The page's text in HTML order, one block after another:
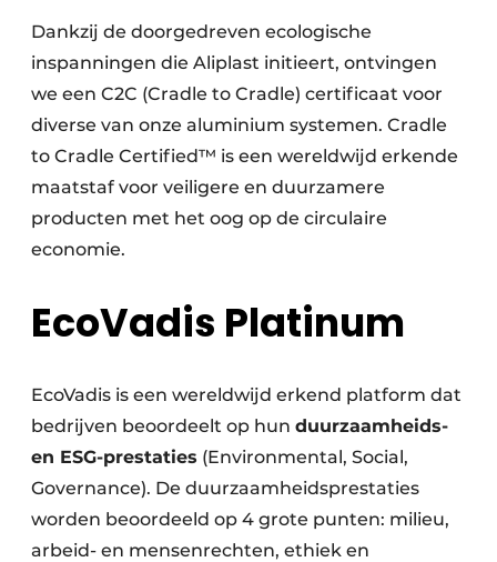
Dankzij de doorgedreven ecologische
inspanningen die Aliplast initieert, ontvingen
we een C2C (Cradle to Cradle) certificaat voor
diverse van onze aluminium systemen. Cradle
to Cradle Certified™ is een wereldwijd erkende
maatstaf voor veiligere en duurzamere
producten met het oog op de circulaire
economie.
EcoVadis Platinum
EcoVadis is een wereldwijd erkend platform dat
bedrijven beoordeelt op hun duurzaamheids-
en ESG-prestaties (Environmental, Social,
Governance). De duurzaamheidsprestaties
worden beoordeeld op 4 grote punten: milieu,
arbeid- en mensenrechten, ethiek en